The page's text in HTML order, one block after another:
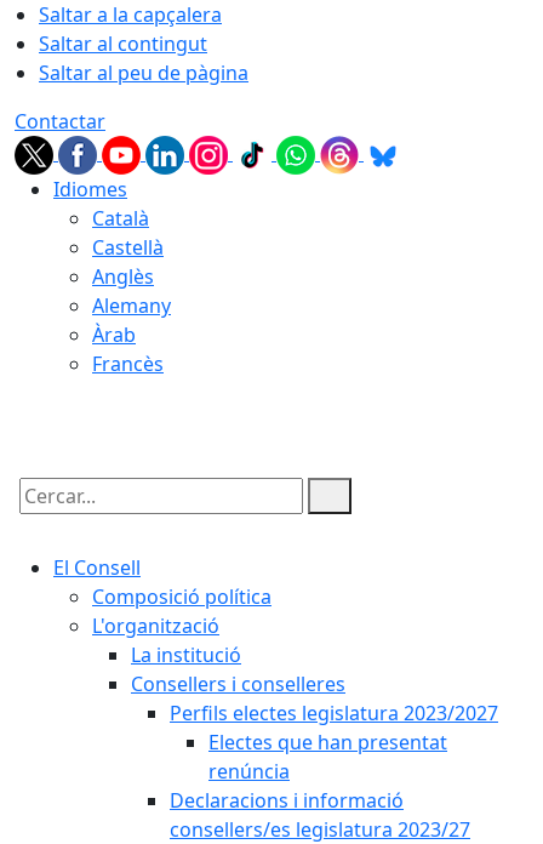
Saltar a la capçalera
Saltar al contingut
Saltar al peu de pàgina
Contactar
Idiomes
Català
Castellà
Anglès
Alemany
Àrab
Francès
Cercar:
El Consell
Composició política
L'organització
La institució
Consellers i conselleres
Perfils electes legislatura 2023/2027
Electes que han presentat
renúncia
Declaracions i informació
consellers/es legislatura 2023/27